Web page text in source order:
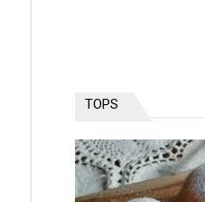
TOPS